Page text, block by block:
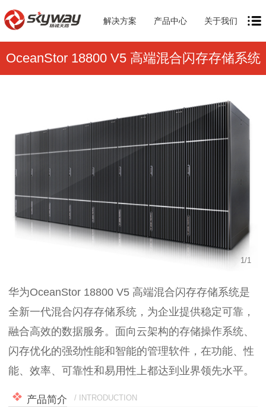
解决方案 产品中心 关于我们
OceanStor 18800 V5 高端混合闪存存储系统
1/1
华为OceanStor 18800 V5 高端混合闪存存储系统是
全新一代混合闪存存储系统，为企业提供稳定可靠，
融合高效的数据服务。面向云架构的存储操作系统、
闪存优化的强劲性能和智能的管理软件，在功能、性
能、效率、可靠性和易用性上都达到业界领先水平。
产品简介 / INTRODUCTION